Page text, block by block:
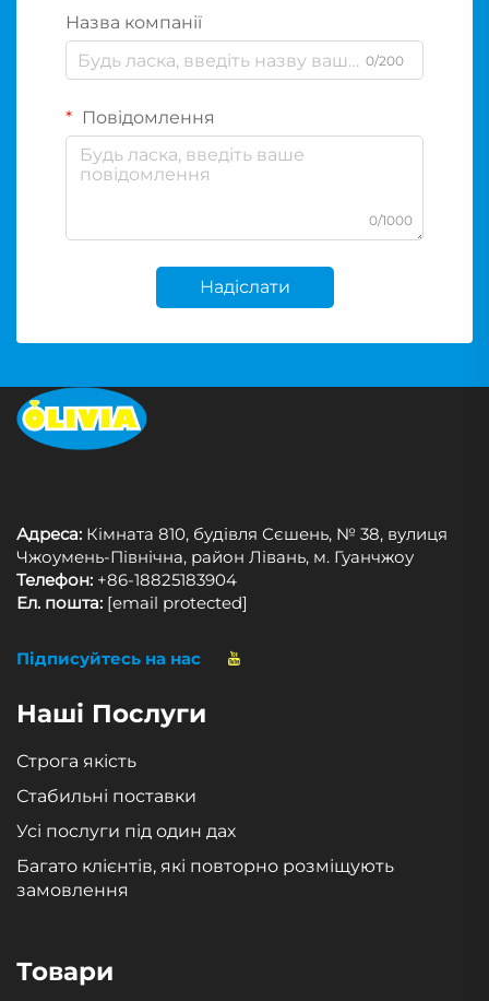
Назва компанії
0/200
Повідомлення
0/1000
Надіслати
Адреса: Кімната 810, будівля Сєшень, № 38, вулиця
Чжоумень-Північна, район Лівань, м. Гуанчжоу
Телефон: +86-18825183904
Ел. пошта: [email protected]
Підписуйтесь на нас
Наші Послуги
Строга якість
Стабильні поставки
Усі послуги під один дах
Багато клієнтів, які повторно розміщують
замовлення
Товари